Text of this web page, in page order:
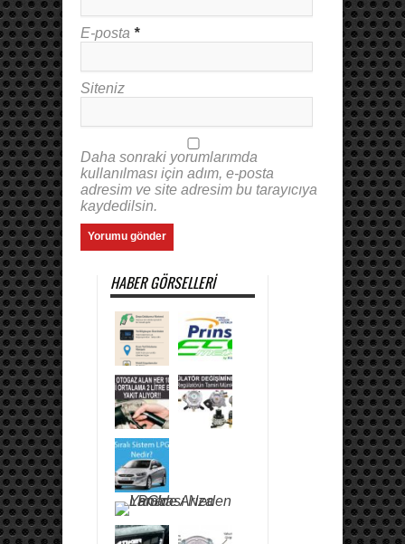
E-posta *
Siteniz
Daha sonraki yorumlarımda
kullanılması için adım, e-posta
adresim ve site adresim bu tarayıcıya
kaydedilsin.
HABER GÖRSELLERI